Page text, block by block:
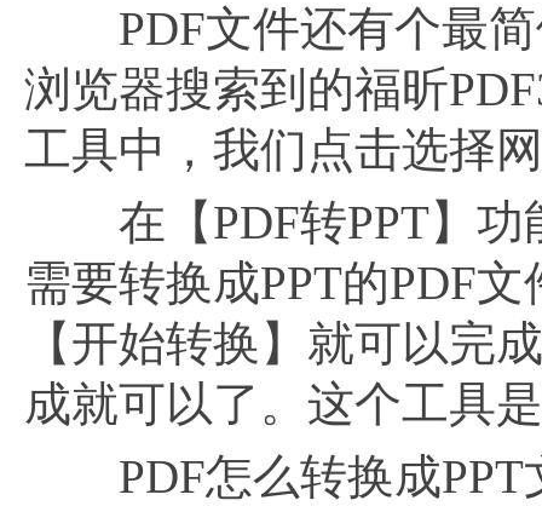
PDF文件还有个最简
浏览器搜索到的福昕
工具中，我们点击选择
在【PDF转PPT】功
需要转换成PPT的PDF
【开始转换】就可以完成
成就可以了。这个工具
PDF怎么转换成PPT